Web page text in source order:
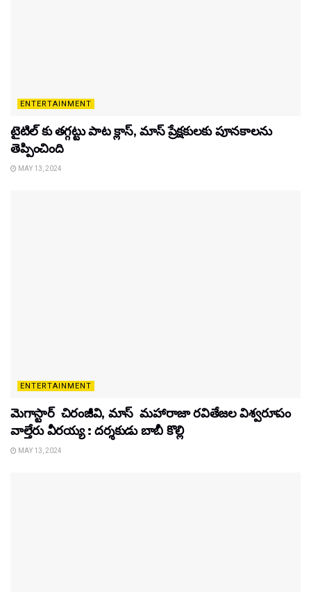
ENTERTAINMENT
టైటిల్‌ కు తగ్గట్టు పాట క్లాస్, మాస్ ప్రేక్షకులకు పూనకాలను
తెప్పించింది
MAY 13, 2024
ENTERTAINMENT
మెగాస్టార్ చిరంజీవి, మాస్ మహారాజా రవితేజల విశ్వరూపం
వాల్తేరు వీరయ్య : దర్శకుడు బాబీ కొల్లి
MAY 13, 2024